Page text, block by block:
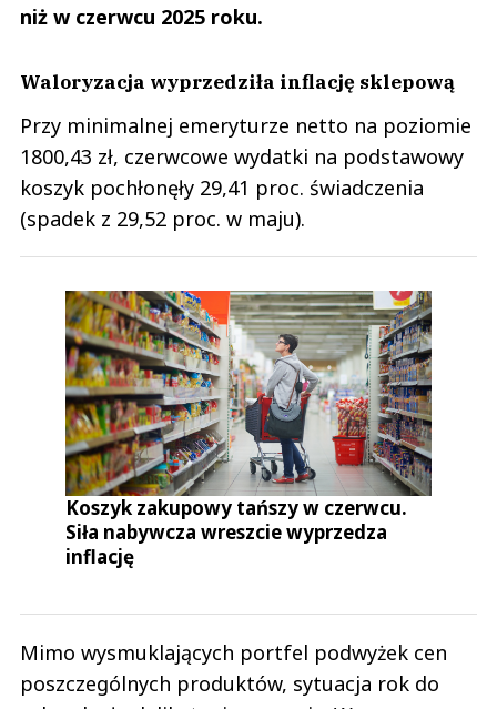
niż w czerwcu 2025 roku.
Waloryzacja wyprzedziła inflację sklepową
Przy minimalnej emeryturze netto na poziomie
1800,43 zł, czerwcowe wydatki na podstawowy
koszyk pochłonęły 29,41 proc. świadczenia
(spadek z 29,52 proc. w maju).
Koszyk zakupowy tańszy w czerwcu.
Siła nabywcza wreszcie wyprzedza
inflację
Mimo wysmuklających portfel podwyżek cen
poszczególnych produktów, sytuacja rok do